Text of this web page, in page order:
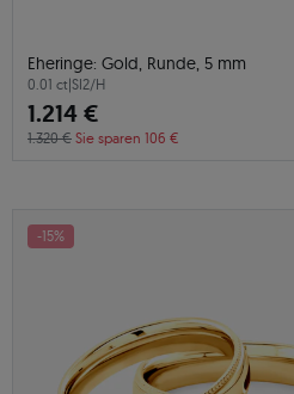
Eheringe: Gold, Runde, 5 mm
0.01 ct|SI2/H
1.214 €
1.320 € Sie sparen 106 €
-15%